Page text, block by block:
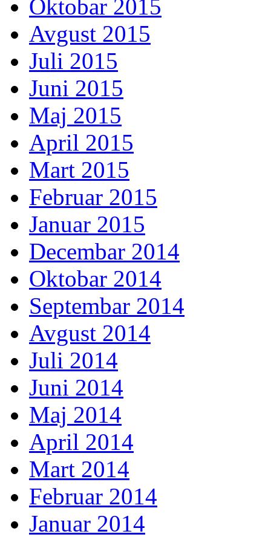
Oktobar 2015
Avgust 2015
Juli 2015
Juni 2015
Maj 2015
April 2015
Mart 2015
Februar 2015
Januar 2015
Decembar 2014
Oktobar 2014
Septembar 2014
Avgust 2014
Juli 2014
Juni 2014
Maj 2014
April 2014
Mart 2014
Februar 2014
Januar 2014